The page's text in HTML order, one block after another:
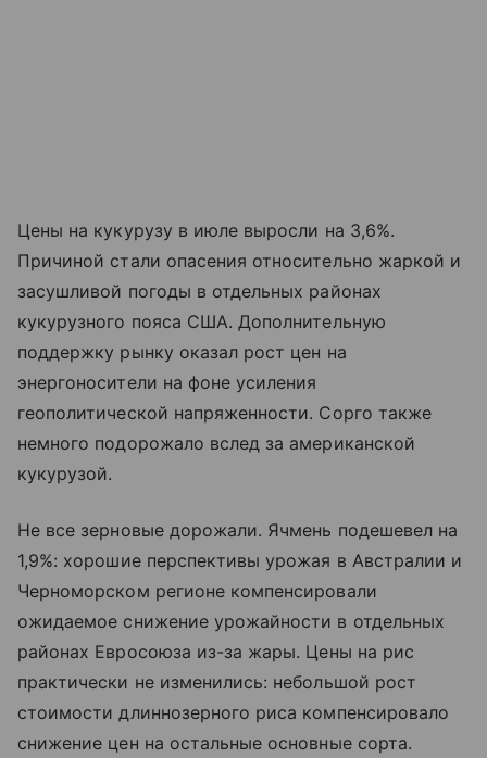
Цены на кукурузу в июле выросли на 3,6%.
Причиной стали опасения относительно жаркой и
засушливой погоды в отдельных районах
кукурузного пояса США. Дополнительную
поддержку рынку оказал рост цен на
энергоносители на фоне усиления
геополитической напряженности. Сорго также
немного подорожало вслед за американской
кукурузой.
Не все зерновые дорожали. Ячмень подешевел на
1,9%: хорошие перспективы урожая в Австралии и
Черноморском регионе компенсировали
ожидаемое снижение урожайности в отдельных
районах Евросоюза из-за жары. Цены на рис
практически не изменились: небольшой рост
стоимости длиннозерного риса компенсировало
снижение цен на остальные основные сорта.